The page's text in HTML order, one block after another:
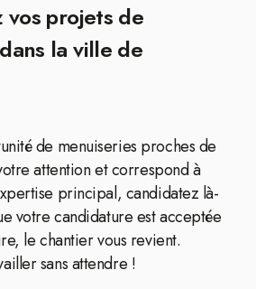
vos projets de
la ville de
de menuiseries proches de
attention et correspond à
principal, candidatez là-
votre candidature est acceptée
le chantier vous revient.
sans attendre !